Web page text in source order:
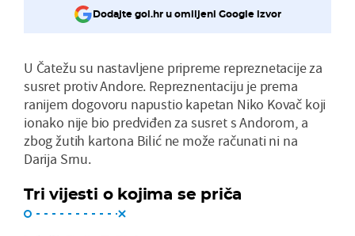
Dodajte gol.hr u omiljeni Google izvor
U Čatežu su nastavljene pripreme repreznetacije za
susret protiv Andore. Repreznentaciju je prema
ranijem dogovoru napustio kapetan Niko Kovač koji
ionako nije bio predviđen za susret s Andorom, a
zbog žutih kartona Bilić ne može računati ni na
Darija Srnu.
Tri vijesti o kojima se priča